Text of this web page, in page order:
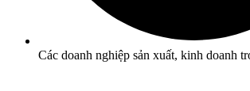
Các doanh nghiệp sản xuất, kinh doanh